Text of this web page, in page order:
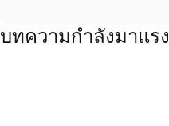
บทความกำลังมาแรง